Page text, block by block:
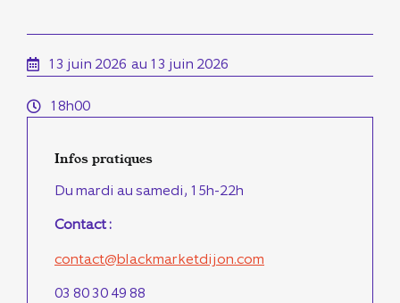
13 juin 2026 au 13 juin 2026
18h00
Infos pratiques
Du mardi au samedi, 15h-22h
Contact :
contact@blackmarketdijon.com
03 80 30 49 88